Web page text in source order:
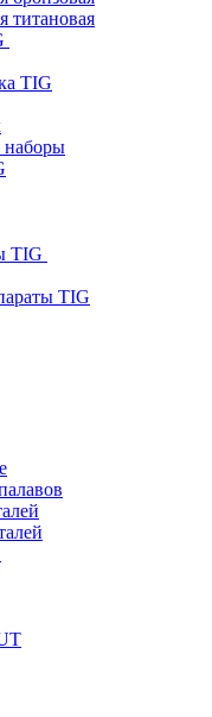
титановая
TIG
наборы
TIG
TIG